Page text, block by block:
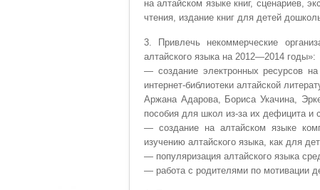
на алтайском языке книг, сценариев,
чтения, издание книг для детей
3. Привлечь некоммерческие
алтайского языка на 2012—2014 годы»:
— создание электронных ресурсов
интернет-библиотеки алтайской
Аржана Адарова, Бориса Укачина,
пособия для школ из-за их дефицита и
— создание на алтайском языке
изучению алтайского языка, как для
— популяризация алтайского языка
— работа с родителями по мотивации